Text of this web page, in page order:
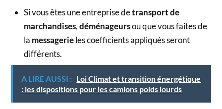
Si vous êtes une entreprise detransport de
marchandises,déménageursou que vous faites de
la messagerieles coefficients appliqués seront
différents.
A LIRE AUSSI : Loi Climat et transition énergétique
: les dispositions pour les camions poids lourds